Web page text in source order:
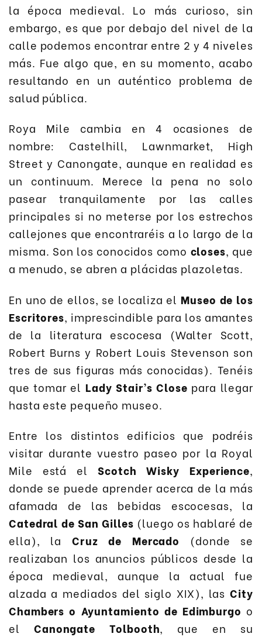
la época medieval. Lo más curioso, sin
embargo, es que por debajo del nivel de la
calle podemos encontrar entre 2 y 4 niveles
más. Fue algo que, en su momento, acabo
resultando en un auténtico problema de
salud pública.
Roya Mile cambia en 4 ocasiones de
nombre: Castelhill, Lawnmarket, High
Street y Canongate, aunque en realidad es
un continuum. Merece la pena no solo
pasear tranquilamente por las calles
principales si no meterse por los estrechos
callejones que encontraréis a lo largo de la
misma. Son los conocidos como closes, que
a menudo, se abren a plácidas plazoletas.
En uno de ellos, se localiza el Museo de los
Escritores, imprescindible para los amantes
de la literatura escocesa (Walter Scott,
Robert Burns y Robert Louis Stevenson son
tres de sus figuras más conocidas). Tenéis
que tomar el Lady Stair’s Close para llegar
hasta este pequeño museo.
Entre los distintos edificios que podréis
visitar durante vuestro paseo por la Royal
Mile está elScotch Wisky Experience,
donde se puede aprender acerca de la más
afamada de las bebidas escocesas, la
Catedral de San Gilles (luego os hablaré de
ella), la Cruz de Mercado (donde se
realizaban los anuncios públicos desde la
época medieval, aunque la actual fue
alzada a mediados del siglo XIX), lasCity
Chambers o Ayuntamiento de Edimburgo o
el Canongate Tolbooth, que en su